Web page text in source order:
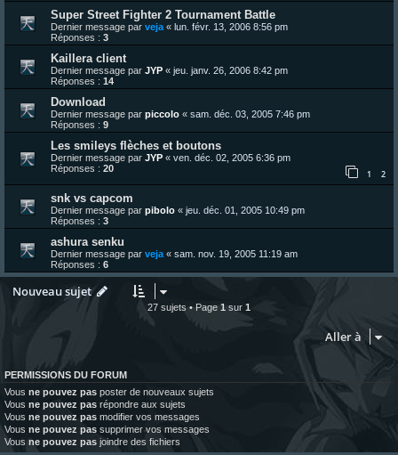
Super Street Fighter 2 Tournament Battle
Dernier message par veja « lun. févr. 13, 2006 8:56 pm
Réponses : 3
Kaillera client
Dernier message par JYP « jeu. janv. 26, 2006 8:42 pm
Réponses : 14
Download
Dernier message par piccolo « sam. déc. 03, 2005 7:46 pm
Réponses : 9
Les smileys flèches et boutons
Dernier message par JYP « ven. déc. 02, 2005 6:36 pm
Réponses : 20 1 2
snk vs capcom
Dernier message par pibolo « jeu. déc. 01, 2005 10:49 pm
Réponses : 3
ashura senku
Dernier message par veja « sam. nov. 19, 2005 11:19 am
Réponses : 6
Nouveau sujet
27 sujets • Page 1 sur 1
Aller à
PERMISSIONS DU FORUM
Vous ne pouvez pas poster de nouveaux sujets
Vous ne pouvez pas répondre aux sujets
Vous ne pouvez pas modifier vos messages
Vous ne pouvez pas supprimer vos messages
Vous ne pouvez pas joindre des fichiers